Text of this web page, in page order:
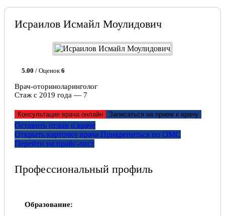
Исраилов Исмайл Моулидович
5.00 / Оценок 6
Врач-оториноларинголог
Стаж с 2019 года — 7
Консультация врача онлайн Записаться на прием к врачу
Оставить отзыв о враче
Открыть карточку врача Прикрепитьcя по ОМС
Перейти на прайс-лист
Профессиональный профиль
Образование: